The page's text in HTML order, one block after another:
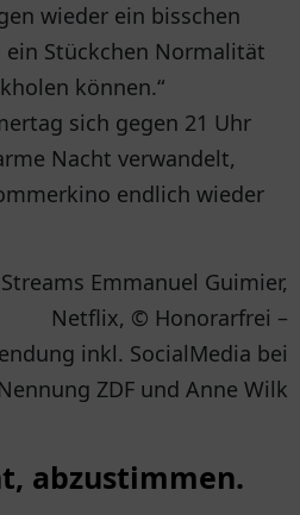
wieder ein bisschen
Stückchen Normalität
können.“
sich gegen 21 Uhr
Nacht verwandelt,
endlich wieder
Emmanuel Guimier,
Netflix, © Honorarfrei –
inkl. SocialMedia bei
Nennung ZDF und Anne Wilk
abzustimmen.